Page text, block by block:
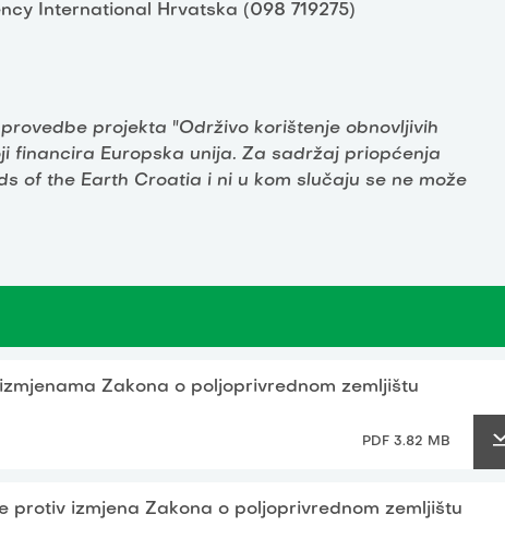
International Hrvatska (098 719275)
projekta "Održivo korištenje obnovljivih
financira Europska unija. Za sadržaj priopćenja
of the Earth Croatia i ni u kom slučaju se ne može
Zakona o poljoprivrednom zemljištu
PDF 3.82 MB
protiv izmjena Zakona o poljoprivrednom zemljištu